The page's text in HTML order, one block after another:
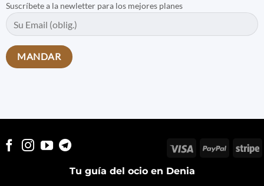
Suscríbete a la newletter para los mejores planes
Tu guía del ocio en Denia
Visa PayPal